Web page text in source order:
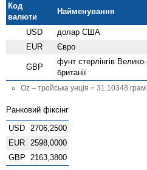
Код
валюти
Найменування
USD долар США
EUR Євро
GBP
фунт стерлінгів Велико­
британії
Oz – тройська унція = 31.10348 грам
Ранковий фіксінг
USD
2706,2500
EUR
2598,0000
GBP
2163,3800